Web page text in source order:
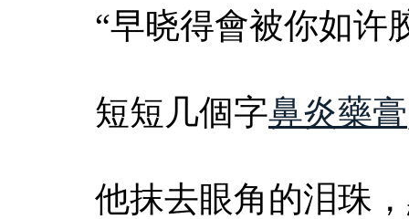
“早晓得會被你如许
短短几個字鼻炎藥膏
他抹去眼角的泪珠